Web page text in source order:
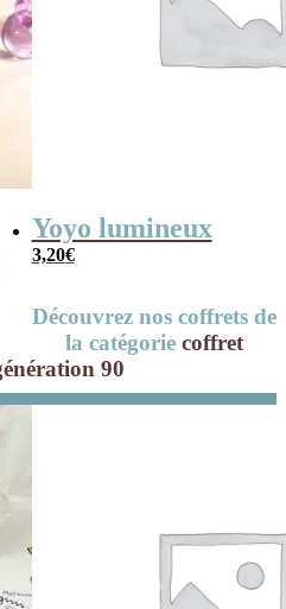
Yoyo lumineux
3,20€
Découvrez nos coffrets de
la catégorie coffret
90